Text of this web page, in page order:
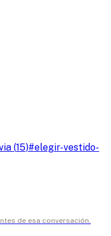
(15)#elegir-vestido-
de esa conversación.